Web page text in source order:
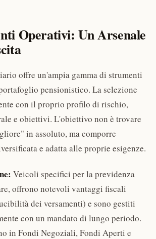
Operativi: Un Arsenale
offre un'ampia gamma di strumenti
pensionistico. La selezione
con il proprio profilo di rischio,
e obiettivi. L'obiettivo non è trovare
in assoluto, ma comporre
e adatta alle proprie esigenze.
Veicoli specifici per la previdenza
offrono notevoli vantaggi fiscali
dei versamenti) e sono gestiti
con un mandato di lungo periodo.
in Fondi Negoziali, Fondi Aperti e